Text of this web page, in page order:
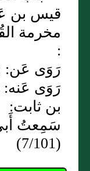
قيس بن
مخرمة
:
رَوَى عَن:
رَوَى عَنه:
بن ثابت:
سَمِعتُ
(7/101)